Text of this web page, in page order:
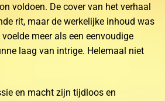
voldoen. De cover van het verhaal
rit, maar de werkelijke inhoud was
meer als een eenvoudige
laag van intrige. Helemaal niet
en macht zijn tijdloos en